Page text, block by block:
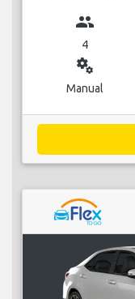
group
4
miscellaneous_services
Manual